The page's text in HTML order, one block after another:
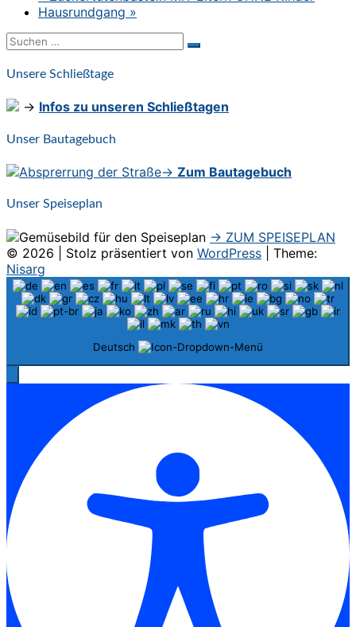
Hausrundgang »
Suchen
nach:
Suchen
Unsere Schließtage
→ Infos zu unseren Schließtagen
Unser Bautagebuch
→ Zum Bautagebuch
Unser Speiseplan
→ ZUM SPEISEPLAN
© 2026
Stolz präsentiert von WordPress
Theme:
Nisarg
Deutsch